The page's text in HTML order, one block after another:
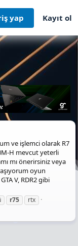
yap Kayıt ol
ve işlemci olarak R7
H mevcut yeterli
mı önerirsiniz veya
oyun
V, RDR2 gibi
r75 rtx